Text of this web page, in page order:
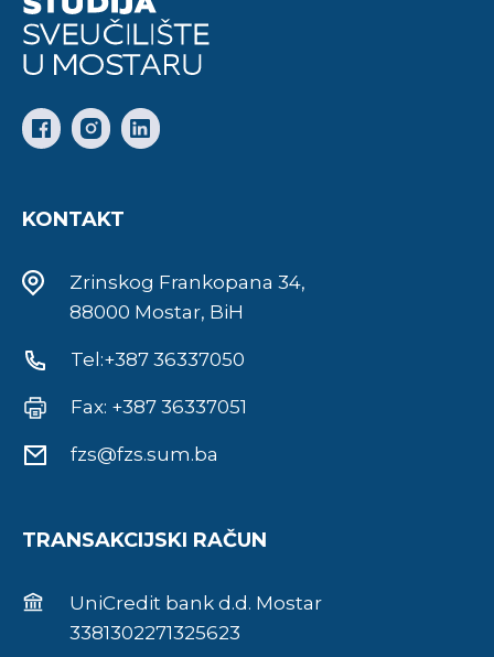
KONTAKT
Zrinskog Frankopana 34,
88000 Mostar, BiH
Tel:+387 36337050
Fax: +387 36337051
fzs@fzs.sum.ba
TRANSAKCIJSKI RAČUN
UniCredit bank d.d. Mostar
3381302271325623